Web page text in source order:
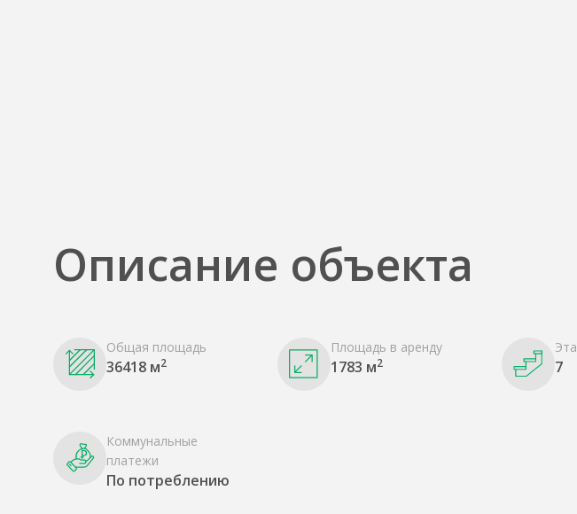
Описание объекта
Общая площадь
36418 м2
Площадь в аренду
1783 м2 7
Коммунальные
платежи
По потреблению